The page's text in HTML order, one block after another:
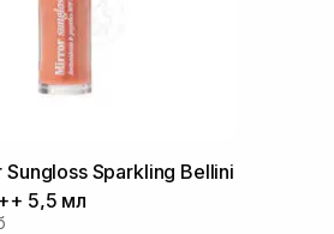
Sungloss Sparkling Bellini
5,5 мл